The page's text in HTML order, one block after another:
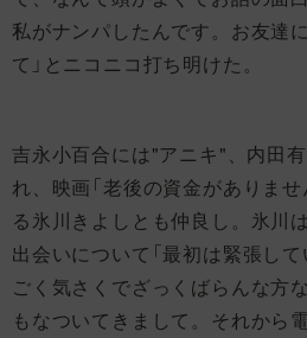
私がナンパしたんです。お友達
て」とニコニコ打ち明けた。
吉永小百合には"アニキ"、内田
れ、映画「老後の資金がありま
る氷川きよしとも仲良し。氷川
出会いについて「最初は緊張し
ごく気さくでざっくばらんな方
もなついてきまして。それから